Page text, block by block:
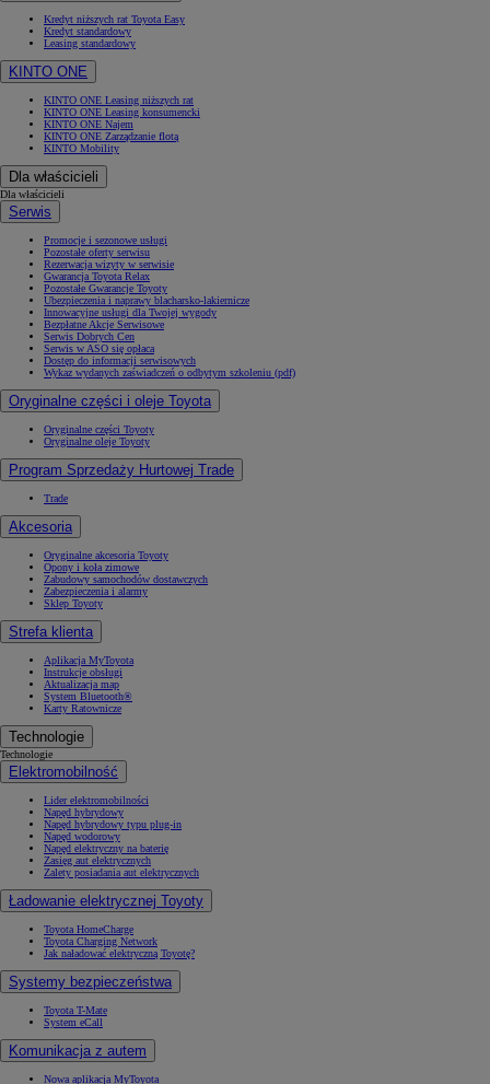
Kredyt niższych rat Toyota Easy
Kredyt standardowy
Leasing standardowy
KINTO ONE
KINTO ONE Leasing niższych rat
KINTO ONE Leasing konsumencki
KINTO ONE Najem
KINTO ONE Zarządzanie flotą
KINTO Mobility
Dla właścicieli
Dla właścicieli
Serwis
Promocje i sezonowe usługi
Pozostałe oferty serwisu
Rezerwacja wizyty w serwisie
Gwarancja Toyota Relax
Pozostałe Gwarancje Toyoty
Ubezpieczenia i naprawy blacharsko-lakiernicze
Innowacyjne usługi dla Twojej wygody
Bezpłatne Akcje Serwisowe
Serwis Dobrych Cen
Serwis w ASO się opłaca
Dostęp do informacji serwisowych
Wykaz wydanych zaświadczeń o odbytym szkoleniu (pdf)
Oryginalne części i oleje Toyota
Oryginalne części Toyoty
Oryginalne oleje Toyoty
Program Sprzedaży Hurtowej Trade
Trade
Akcesoria
Oryginalne akcesoria Toyoty
Opony i koła zimowe
Zabudowy samochodów dostawczych
Zabezpieczenia i alarmy
Sklep Toyoty
Strefa klienta
Aplikacja MyToyota
Instrukcje obsługi
Aktualizacja map
System Bluetooth®
Karty Ratownicze
Technologie
Technologie
Elektromobilność
Lider elektromobilności
Napęd hybrydowy
Napęd hybrydowy typu plug-in
Napęd wodorowy
Napęd elektryczny na baterię
Zasięg aut elektrycznych
Zalety posiadania aut elektrycznych
Ładowanie elektrycznej Toyoty
Toyota HomeCharge
Toyota Charging Network
Jak naładować elektryczną Toyotę?
Systemy bezpieczeństwa
Toyota T-Mate
System eCall
Komunikacja z autem
Nowa aplikacja MyToyota